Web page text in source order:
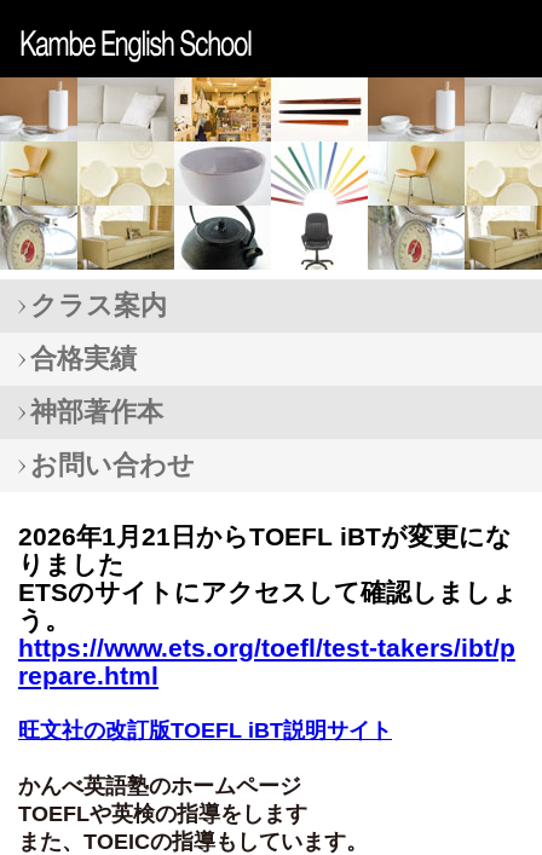
クラス案内
合格実績
神部著作本
お問い合わせ
2026年1月21日からTOEFL iBTが変更にな
りました
ETSのサイトにアクセスして確認しましょ
う。
https://www.ets.org/toefl/test-takers/ibt/p
repare.html
旺文社の改訂版TOEFL iBT説明サイト
かんべ英語塾のホームページ
TOEFLや英検の指導をします
また、TOEICの指導もしています。